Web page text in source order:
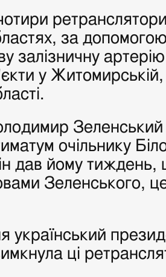
за
залізничну
у Житомирській,
очільнику
дав йому тиждень,
Зеленського,
український
ці